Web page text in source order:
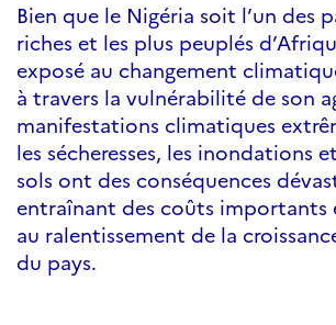
Bien que le Nigéria soit l’un des
riches et les plus peuplés
exposé au changement
à travers la vulnérabilité de son
manifestations climatiques
les sécheresses, les inondations
sols ont des conséquences
entraînant des coûts
au ralentissement de la
du pays.